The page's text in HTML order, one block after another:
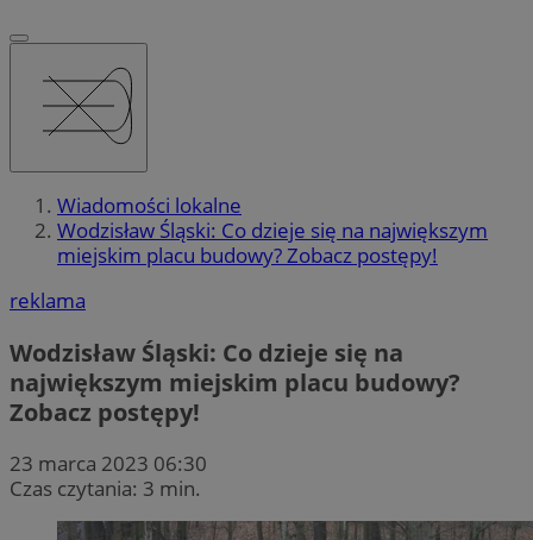
Wiadomości lokalne
Wodzisław Śląski: Co dzieje się na największym
miejskim placu budowy? Zobacz postępy!
reklama
Wodzisław Śląski: Co dzieje się na
największym miejskim placu budowy?
Zobacz postępy!
23 marca 2023 06:30
Czas czytania: 3 min.